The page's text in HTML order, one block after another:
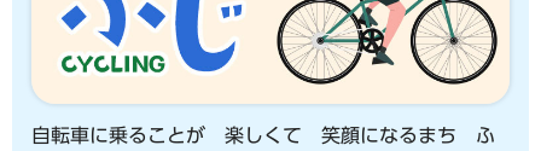
自転車に乗ることが 楽しくて 笑顔になるまち ふ